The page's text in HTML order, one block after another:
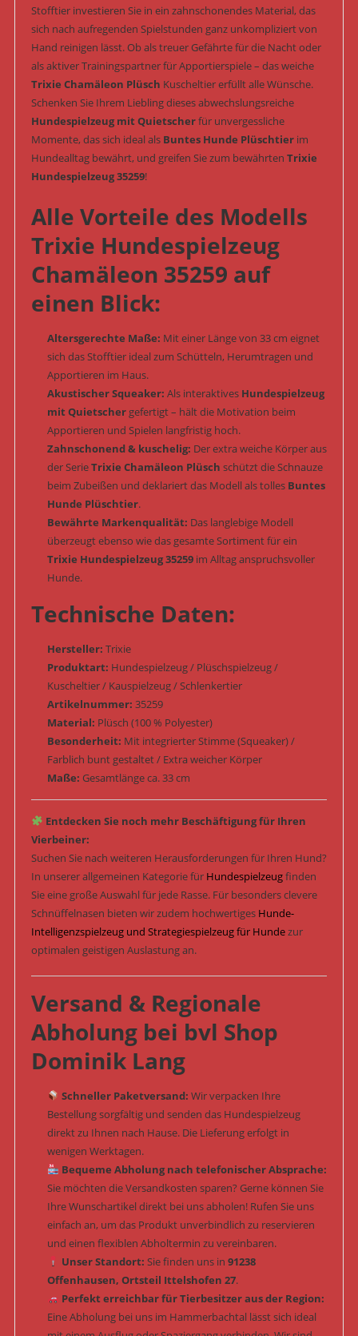
Stofftier investieren Sie in ein zahnschonendes Material, das
sich nach aufregenden Spielstunden ganz unkompliziert von
Hand reinigen lässt. Ob als treuer Gefährte für die Nacht oder
als aktiver Trainingspartner für Apportierspiele – das weiche
Trixie Chamäleon Plüsch Kuscheltier erfüllt alle Wünsche.
Schenken Sie Ihrem Liebling dieses abwechslungsreiche
Hundespielzeug mit Quietscherfür unvergessliche
Momente, das sich ideal als Buntes Hunde Plüschtierim
Hundealltag bewährt, und greifen Sie zum bewährten Trixie
Hundespielzeug 35259!
Alle Vorteile des Modells
Trixie Hundespielzeug
Chamäleon 35259 auf
einen Blick:
Altersgerechte Maße: Mit einer Länge von 33 cm eignet
sich das Stofftier ideal zum Schütteln, Herumtragen und
Apportieren im Haus.
Akustischer Squeaker: Als interaktives Hundespielzeug
mit Quietschergefertigt – hält die Motivation beim
Apportieren und Spielen langfristig hoch.
Zahnschonend & kuschelig: Der extra weiche Körper aus
der SerieTrixie Chamäleon Plüsch schützt die Schnauze
beim Zubeißen und deklariert das Modell als tolles Buntes
Hunde Plüschtier.
Bewährte Markenqualität: Das langlebige Modell
überzeugt ebenso wie das gesamte Sortiment für ein
Trixie Hundespielzeug 35259im Alltag anspruchsvoller
Hunde.
Technische Daten:
Hersteller: Trixie
Produktart: Hundespielzeug / Plüschspielzeug /
Kuscheltier / Kauspielzeug / Schlenkertier
Artikelnummer: 35259
Material: Plüsch (100 % Polyester)
Besonderheit: Mit integrierter Stimme (Squeaker) /
Farblich bunt gestaltet / Extra weicher Körper
Maße: Gesamtlänge ca. 33 cm
Entdecken Sie noch mehr Beschäftigung für Ihren
Vierbeiner:
Suchen Sie nach weiteren Herausforderungen für Ihren Hund?
In unserer allgemeinen Kategorie für Hundespielzeugfinden
Sie eine große Auswahl für jede Rasse. Für besonders clevere
Schnüffelnasen bieten wir zudem hochwertiges Hunde-
Intelligenzspielzeug und Strategiespielzeug für Hundezur
optimalen geistigen Auslastung an.
Versand & Regionale
Abholung bei bvl Shop
Dominik Lang
Schneller Paketversand: Wir verpacken Ihre
Bestellung sorgfältig und senden das Hundespielzeug
direkt zu Ihnen nach Hause. Die Lieferung erfolgt in
wenigen Werktagen.
Bequeme Abholung nach telefonischer Absprache:
Sie möchten die Versandkosten sparen? Gerne können Sie
Ihre Wunschartikel direkt bei uns abholen! Rufen Sie uns
einfach an, um das Produkt unverbindlich zu reservieren
und einen flexiblen Abholtermin zu vereinbaren.
Unser Standort: Sie finden uns in 91238
Offenhausen, Ortsteil Ittelshofen 27.
Perfekt erreichbar für Tierbesitzer aus der Region:
Eine Abholung bei uns im Hammerbachtal lässt sich ideal